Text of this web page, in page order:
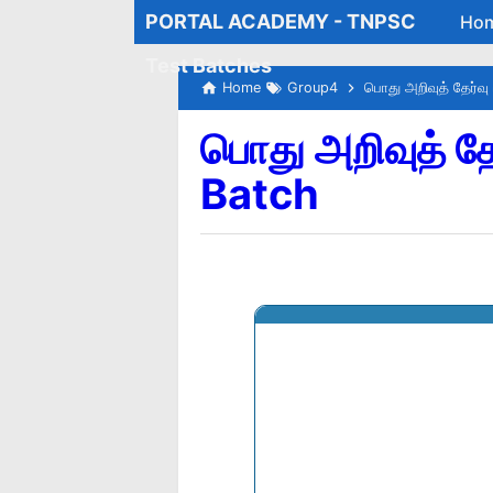
PORTAL ACADEMY - TNPSC
Test Batches
Home Group4 பொது அறிவுத்
பொது அறிவுத்
Batch